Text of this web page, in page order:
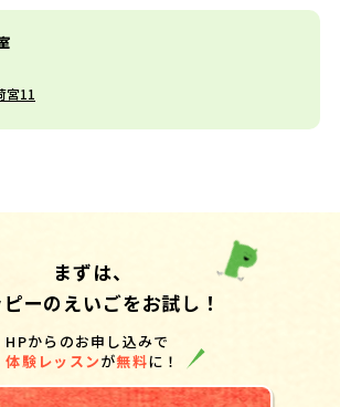
宮11
まずは、
ーのえいごをお試し！
HPからのお申し込みで
体験レッスンが無料に！